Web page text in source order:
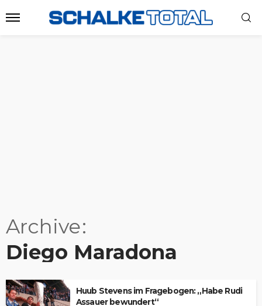
Archive
Diego Maradona
Huub Stevens im Fragebogen: „Habe Rudi
Assauer bewundert“